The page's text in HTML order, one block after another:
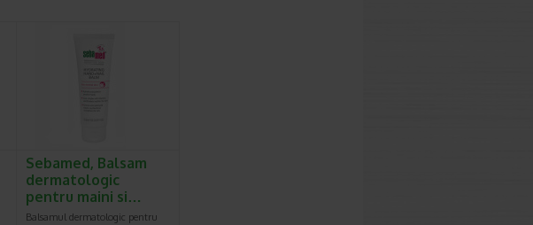
Sebamed, Balsam
dermatologic
pentru maini si…
Balsamul dermatologic pentru